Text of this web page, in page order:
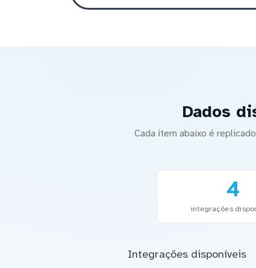
Dados
Cada item abaixo é
4
integrações
Integrações disponíveis